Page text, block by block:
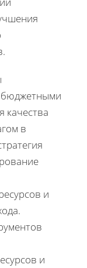
бюджетными
качества
в
и
и